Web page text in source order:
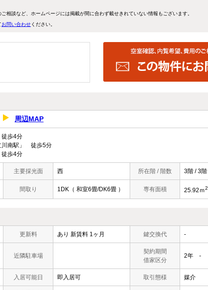
相談など、ホームページには掲載が間に合わず載せきれていない情報もございます。
お問い合わせください。
周辺MAP
歩4分
川南駅」 徒歩5分
歩4分
主要採光面 西 所在階 / 階数 3階 / 3階
間取り 1DK（ 和室6畳/DK6畳 ） 専有面積 25.92ｍ2
更新料 あり 新賃料 1ヶ月 鍵交換代 -
近隣駐車場
契約期間
借家区分
2年 -
入居可能日 即入居可 取引態様 媒介